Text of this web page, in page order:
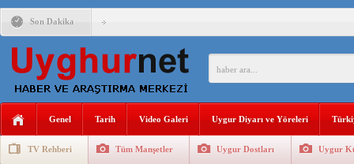
Son Dakika
ÇİN’İN “GÜVENLİK”SÖYLEMİ İLE DOĞU TÜRKİSTAN’DA
ANAHTAR PARTİ GENEL BAŞKANI AĞIRALİOĞLU :
Genel Tarih Video Galeri Uygur Diyarı ve Yöreleri
TV Rehberi Tüm Manşetler Uygur Dostları Uygur